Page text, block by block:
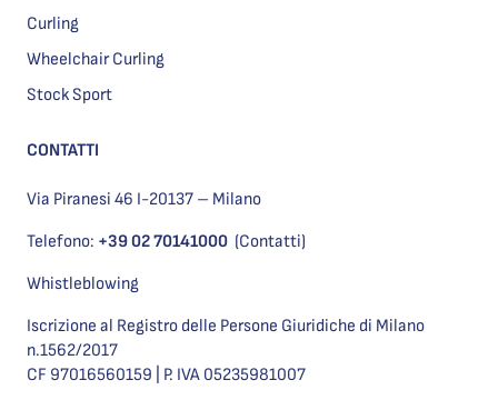
Curling
Wheelchair Curling
Stock Sport
CONTATTI
Via Piranesi 46 I-20137 – Milano
Telefono: +39 02 70141000 (Contatti)
Whistleblowing
Iscrizione al Registro delle Persone Giuridiche di Milano
n.1562/2017
CF 97016560159 | P. IVA 05235981007